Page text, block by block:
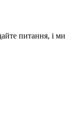
питання, і ми